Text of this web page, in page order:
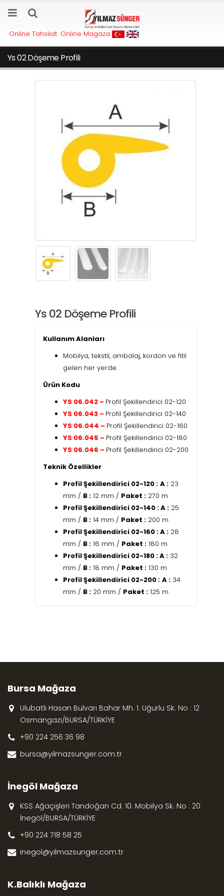
Online Tahsilat Online Magaza
Ys 02 Döşeme Profili
Ys 02 Döşeme Profili
Kullanım Alanları
Mobilya, tekstil, ambalaj, kordon ve fitil
gelen her yerde.
Ürün Kodu
YS 06.042 – Profil Şekillendirici 02-120
YS 06.043 – Profil Şekillendirici 02-140
YS 06.044 – Profil Şekillendirici 02-160
YS 06.045 – Profil Şekillendirici 02-180
YS 06.046 – Profil Şekillendirici 02-200
Teknik Özellikler
Profil Şekillendirici 02-120 : A : 23
mm / B : 12 mm / Paket : 270 m
Profil Şekillendirici 02-140 :A : 25
mm / B : 14 mm / Paket : 200 m
Profil Şekillendirici 02-160 :A : 28
mm / B : 16 mm / Paket : 180 m
Profil Şekillendirici 02-180 :A : 32
mm / B : 18 mm / Paket : 130 m
Profil Şekillendirici 02-200 : A : 34
mm / B : 20 mm / Paket : 125 m
Bursa Mağaza
Ulubatlı Hasan Bulvarı Bahar Mh. 1. Uğurlu Sk. No : 12
Osmangazi/BURSA/TÜRKİYE
+90 224 256 36 98
bursa@yilmazsunger.com.tr
İnegöl Mağaza
KSS Ağaçişleri Tandoğan Cd. 10. Mobilya Sk. No : 20
İnegöl/BURSA/TÜRKİYE
+90 224 718 58 25
inegol@yilmazsunger.com.tr
K.Balıklı Mağaza